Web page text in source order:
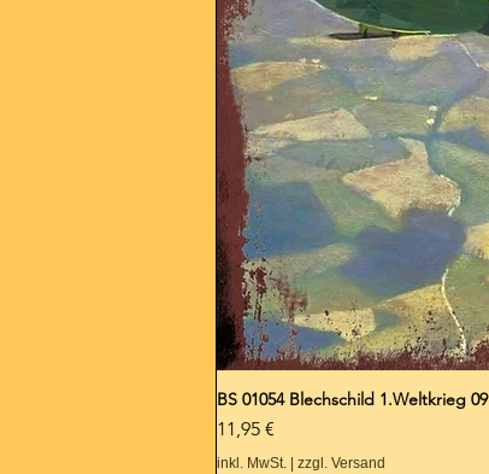
BS 01054 Blechschild 1.Weltkrieg 09
Preis
11,95 €
inkl. MwSt. zzgl. Versand